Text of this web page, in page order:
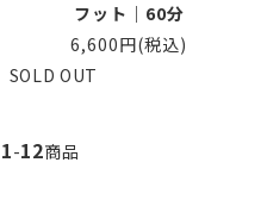
フット｜60分
6,600円(税込)
SOLD OUT
1-12商品